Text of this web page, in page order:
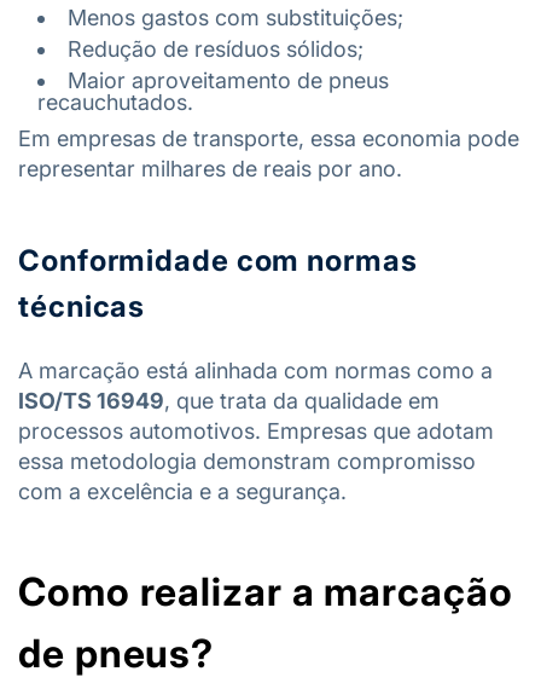
Menos gastos com substituições;
Redução de resíduos sólidos;
Maior aproveitamento de pneus
recauchutados.
Em empresas de transporte, essa economia pode
representar milhares de reais por ano.
Conformidade com normas
técnicas
A marcação está alinhada com normas como a
ISO/TS 16949, que trata da qualidade em
processos automotivos. Empresas que adotam
essa metodologia demonstram compromisso
com a excelência e a segurança.
Como realizar a marcação
de pneus?